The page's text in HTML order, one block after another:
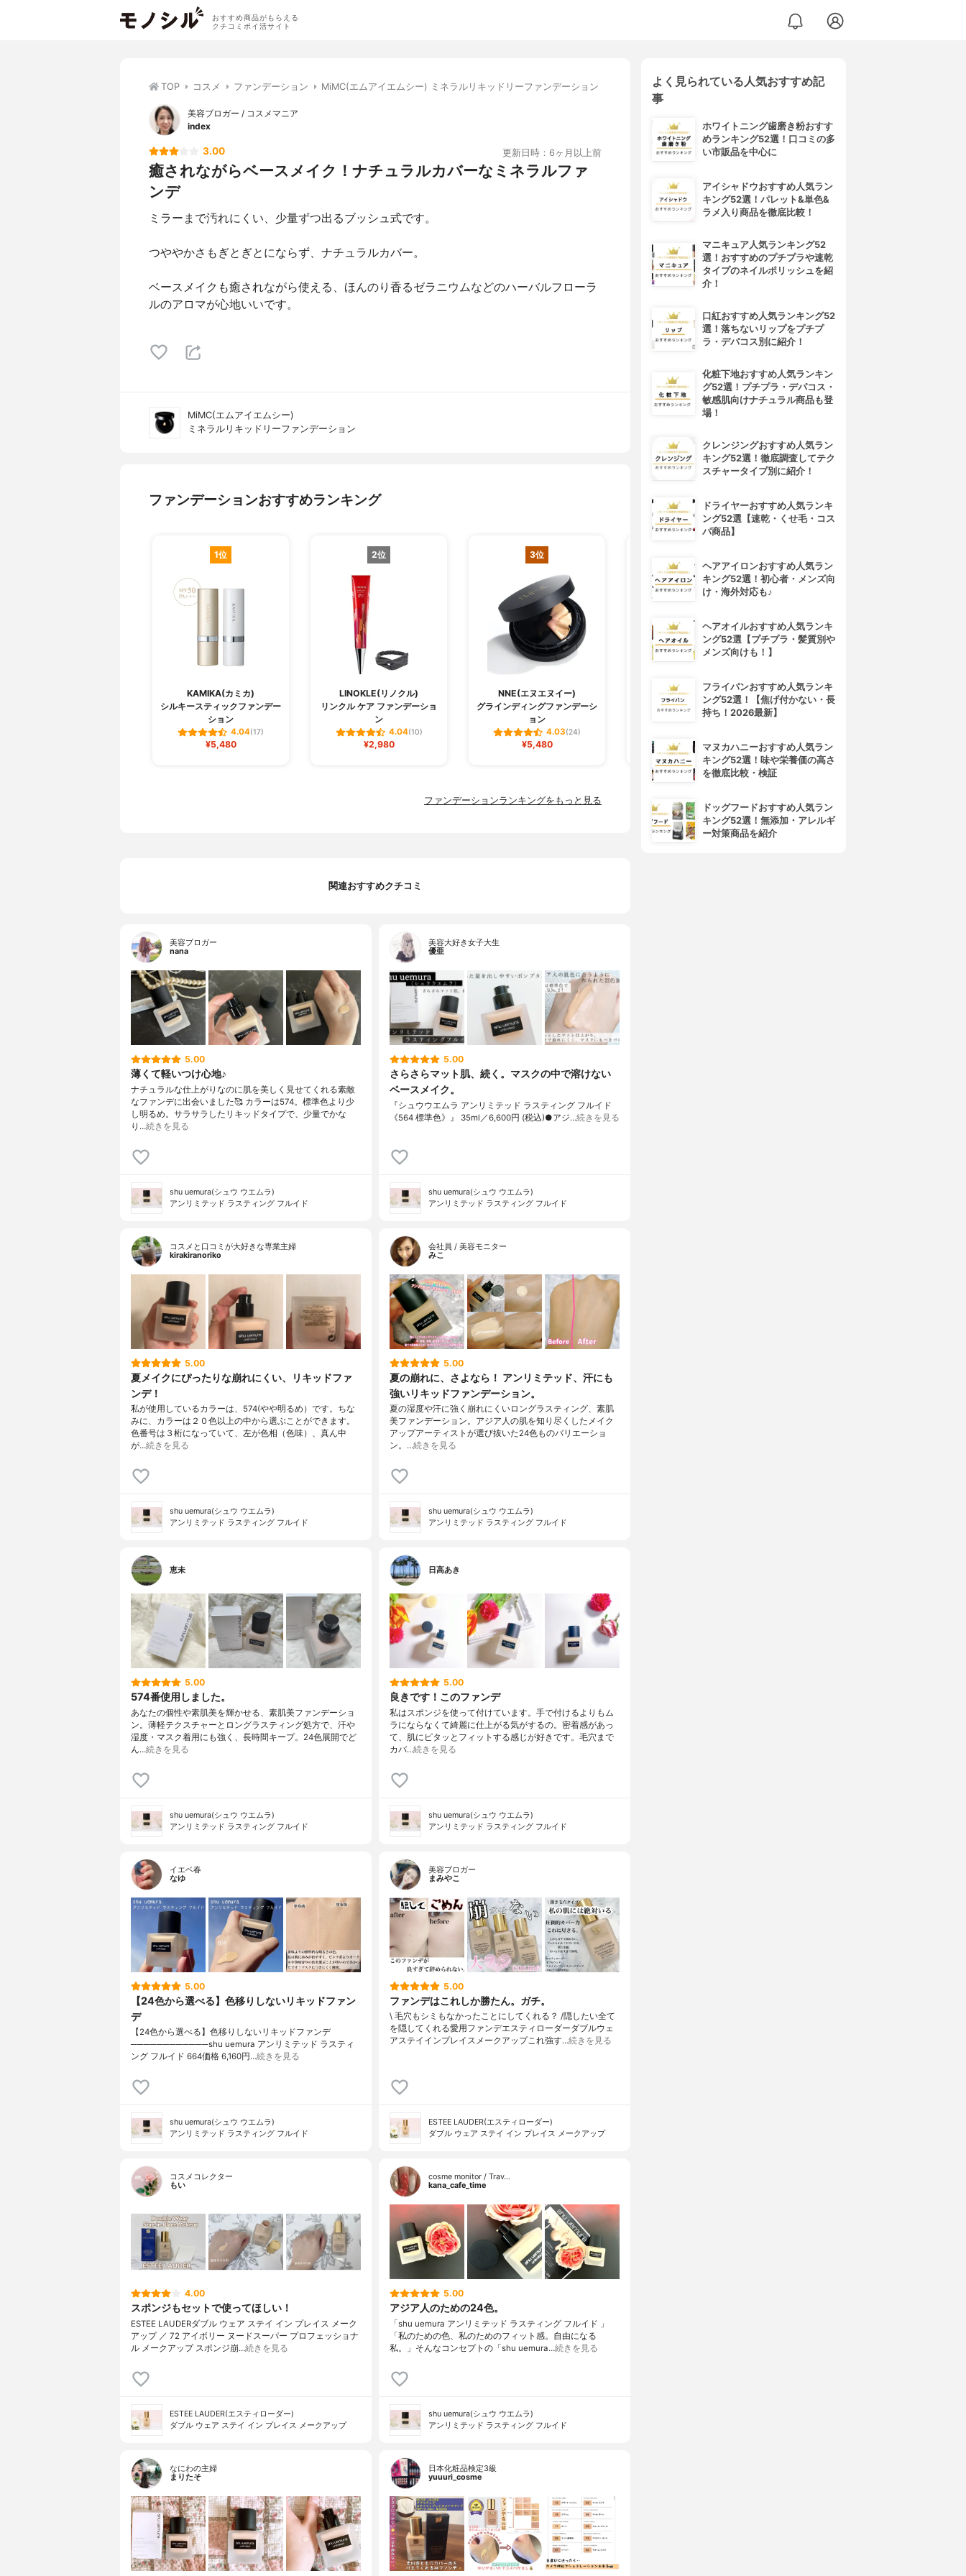
おすすめ商品がもらえる
クチコミポイ活サイト
TOP コスメ ファンデーション MiMC(エムアイエムシー) ミネラルリキッドリーファンデーション
美容ブロガー / コスメマニア
index
3.00 更新日時：6ヶ月以上前
癒されながらベースメイク！ナチュラルカバーなミネラルファ
ンデ
ミラーまで汚れにくい、少量ずつ出るブッシュ式です。
つややかさもぎとぎとにならず、ナチュラルカバー。
ベースメイクも癒されながら使える、ほんのり香るゼラニウムなどのハーバルフローラ
ルのアロマが心地いいです。
MiMC(エムアイエムシー)
ミネラルリキッドリーファンデーション
ファンデーションおすすめランキング
1位
KAMIKA(カミカ)
シルキースティックファンデー
ション
4.04(17)
¥5,480
2位
LINOKLE(リノクル)
リンクル ケア ファンデーショ
ン
4.04(10)
¥2,980
3位
NNE(エヌエヌイー)
グラインディングファンデーシ
ョン
4.03(24)
¥5,480
キラ★リズム
WV スキンアップファンデーシ
ョン
¥1,980
COVERMARK(カバーマーク)
フローレス フィット
ファンデーションランキングをもっと見る
関連おすすめクチコミ
美容ブロガー
nana
5.00
薄くて軽いつけ心地♪
ナチュラルな仕上がりなのに肌を美しく見せてくれる素敵
なファンデに出会いました🥰 カラーは574。標準色より少
し明るめ。サラサラしたリキッドタイプで、少量でかな
り…続きを見る
shu uemura(シュウ ウエムラ)
アンリミテッド ラスティング フルイド
美容大好き女子大生
優亜
5.00
さらさらマット肌、続く。マスクの中で溶けない
ベースメイク。
『シュウウエムラ アンリミテッド ラスティング フルイド
《564 標準色》』 35ml／6,600円 (税込)●アジ…続きを見る
shu uemura(シュウ ウエムラ)
アンリミテッド ラスティング フルイド
コスメと口コミが大好きな専業主婦
kirakiranoriko
5.00
夏メイクにぴったりな崩れにくい、リキッドファ
ンデ！
私が使用しているカラーは、574(やや明るめ）です。ちな
みに、カラーは２０色以上の中から選ぶことができます。
色番号は３桁になっていて、左が色相（色味）、真ん中
が…続きを見る
shu uemura(シュウ ウエムラ)
アンリミテッド ラスティング フルイド
会社員 / 美容モニター
みこ
5.00
夏の崩れに、さよなら！ アンリミテッド、汗にも
強いリキッドファンデーション。
夏の湿度や汗に強く崩れにくいロングラスティング、素肌
美ファンデーション。アジア人の肌を知り尽くしたメイク
アップアーティストが選び抜いた24色ものバリエーショ
ン。…続きを見る
shu uemura(シュウ ウエムラ)
アンリミテッド ラスティング フルイド
恵未
5.00
574番使用しました。
あなたの個性や素肌美を輝かせる、素肌美ファンデーショ
ン。薄軽テクスチャーとロングラスティング処方で、汗や
湿度・マスク着用にも強く、長時間キープ。24色展開でど
ん…続きを見る
shu uemura(シュウ ウエムラ)
アンリミテッド ラスティング フルイド
日高あき
5.00
良きです！このファンデ
私はスポンジを使って付けています。手で付けるよりもム
ラにならなくて綺麗に仕上がる気がするの。密着感があっ
て、肌にピタッとフィットする感じが好きです。毛穴まで
カバ…続きを見る
shu uemura(シュウ ウエムラ)
アンリミテッド ラスティング フルイド
イエベ春
なゆ
5.00
【24色から選べる】色移りしないリキッドファン
デ
【24色から選べる】色移りしないリキッドファンデ
────────────shu uemura アンリミテッド ラスティ
ング フルイド 664価格 6,160円…続きを見る
shu uemura(シュウ ウエムラ)
アンリミテッド ラスティング フルイド
美容ブロガー
まみやこ
5.00
ファンデはこれしか勝たん。ガチ。
\ 毛穴もシミもなかったことにしてくれる？ /⁡⁡隠したい全て
を隠してくれる愛用ファンデ⁡エスティローダーダブルウェ
アステイインプレイスメークアップ⁡⁡これ強す…続きを見る
ESTEE LAUDER(エスティローダー)
ダブル ウェア ステイ イン プレイス メークアップ
コスメコレクター
もい
4.00
スポンジもセットで使ってほしい！
ESTEE LAUDERダブル ウェア ステイ イン プレイス メーク
アップ ／ 72 アイボリー ヌードスーパー プロフェッショナ
ル メークアップ スポンジ崩…続きを見る
ESTEE LAUDER(エスティローダー)
ダブル ウェア ステイ イン プレイス メークアップ
cosme monitor / Trav…
kana_cafe_time
5.00
アジア人のための24色。
「shu uemura アンリミテッド ラスティング フルイド 」
「私のための色、私のためのフィット感。自由になる
私。」そんなコンセプトの「shu uemura…続きを見る
shu uemura(シュウ ウエムラ)
アンリミテッド ラスティング フルイド
なにわの主婦
まりたそ
日本化粧品検定3級
yuuuri_cosme
よく見られている人気おすすめ記
事
ホワイトニング歯磨き粉おすす
めランキング52選！口コミの多
い市販品を中心に
アイシャドウおすすめ人気ラン
キング52選！パレット&単色&
ラメ入り商品を徹底比較！
マニキュア人気ランキング52
選！おすすめのプチプラや速乾
タイプのネイルポリッシュを紹
介！
口紅おすすめ人気ランキング52
選！落ちないリップをプチプ
ラ・デパコス別に紹介！
化粧下地おすすめ人気ランキン
グ52選！プチプラ・デパコス・
敏感肌向けナチュラル商品も登
場！
クレンジングおすすめ人気ラン
キング52選！徹底調査してテク
スチャータイプ別に紹介！
ドライヤーおすすめ人気ランキ
ング52選【速乾・くせ毛・コス
パ商品】
ヘアアイロンおすすめ人気ラン
キング52選！初心者・メンズ向
け・海外対応も♪
ヘアオイルおすすめ人気ランキ
ング52選【プチプラ・髪質別や
メンズ向けも！】
フライパンおすすめ人気ランキ
ング52選！【焦げ付かない・長
持ち！2026最新】
マヌカハニーおすすめ人気ラン
キング52選！味や栄養価の高さ
を徹底比較・検証
ドッグフードおすすめ人気ラン
キング52選！無添加・アレルギ
ー対策商品を紹介